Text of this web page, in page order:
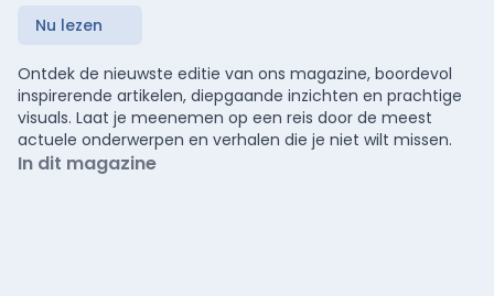
Nu lezen
Ontdek de nieuwste editie van ons magazine, boordevol
inspirerende artikelen, diepgaande inzichten en prachtige
visuals. Laat je meenemen op een reis door de meest
actuele onderwerpen en verhalen die je niet wilt missen.
In dit magazine